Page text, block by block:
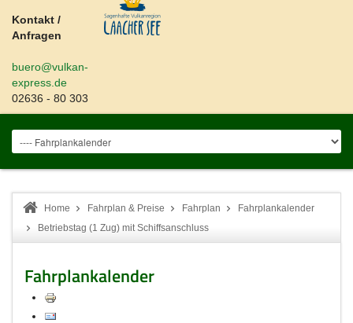
Kontakt /
Anfragen
buero@vulkan-
express.de
02636 - 80 303
Home Fahrplan & Preise Fahrplan
Fahrplankalender
Betriebstag (1 Zug) mit Schiffsanschluss
Fahrplankalender